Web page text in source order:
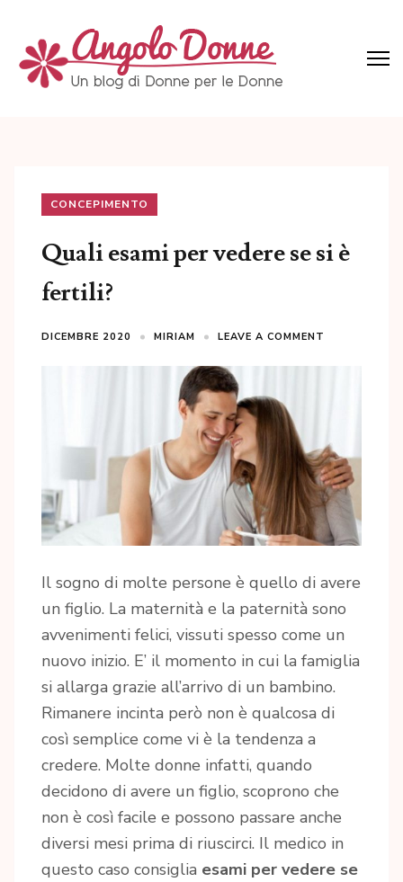
content
(Press
CONCEPIMENTO
Quali esami per vedere se si è
fertili?
DICEMBRE 2020 MIRIAM LEAVE A COMMENT
Il sogno di molte persone è quello di avere
un figlio. La maternità e la paternità sono
avvenimenti felici, vissuti spesso come un
nuovo inizio. E’ il momento in cui la famiglia
si allarga grazie all’arrivo di un bambino.
Rimanere incinta però non è qualcosa di
così semplice come vi è la tendenza a
credere. Molte donne infatti, quando
decidono di avere un figlio, scoprono che
non è così facile e possono passare anche
diversi mesi prima di riuscirci. Il medico in
questo caso consiglia esami per vedere se